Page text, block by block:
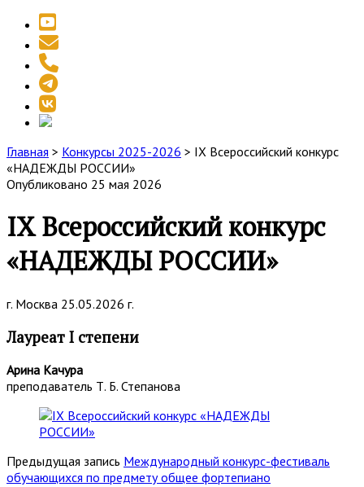
youtube
email
telegram
vk
social_icon_custom_1
Главная > Конкурсы 2025-2026 > IX Всероссийский конкурс
«НАДЕЖДЫ РОССИИ»
Опубликовано 25 мая 2026
IX Всероссийский конкурс
«НАДЕЖДЫ РОССИИ»
г. Москва 25.05.2026 г.
Лауреат I степени
Арина Качура
преподаватель Т. Б. Степанова
Предыдущая запись Международный конкурс-фестиваль
обучающихся по предмету общее фортепиано